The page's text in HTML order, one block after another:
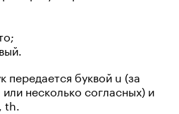
передается буквой u (за
несколько согласных) и
th.